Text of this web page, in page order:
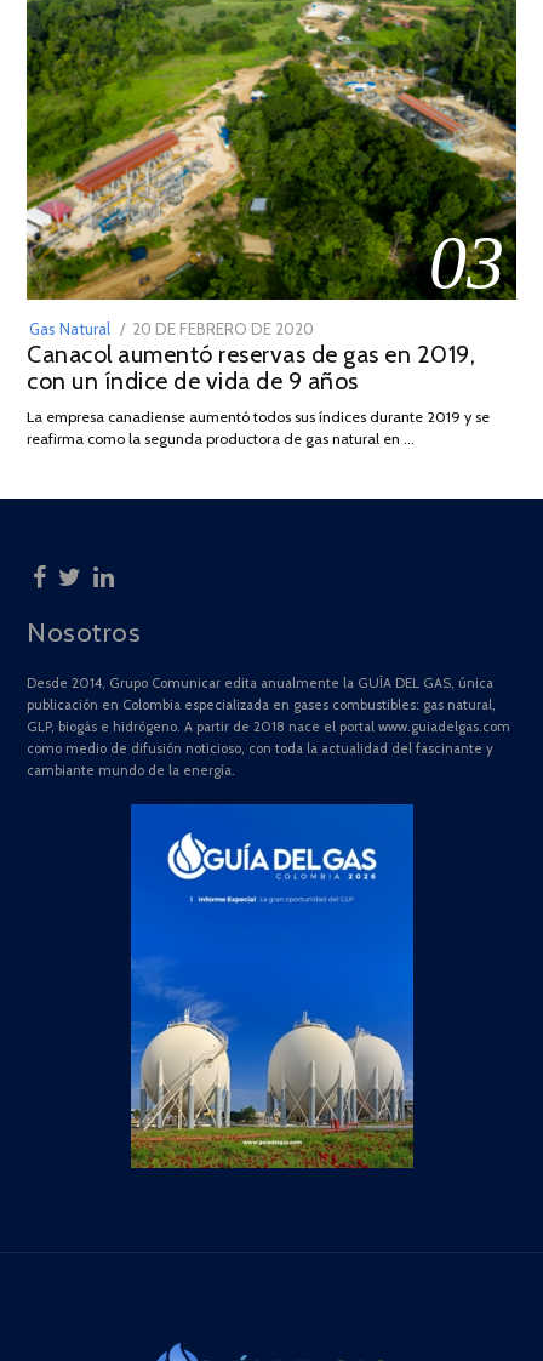
03
Gas Natural
POSTED
ON
20 DE FEBRERO DE 2020
DE
JULIO
2025
Canacol aumentó reservas de gas en 2019,
con un índice de vida de 9 años
La empresa canadiense aumentó todos sus índices durante 2019 y se
reafirma como la segunda productora de gas natural en …
Nosotros
Desde 2014, Grupo Comunicar edita anualmente la GUÍA DEL GAS, única
publicación en Colombia especializada en gases combustibles: gas natural,
GLP, biogás e hidrógeno. A partir de 2018 nace el portal www.guiadelgas.com
como medio de difusión noticioso, con toda la actualidad del fascinante y
cambiante mundo de la energía.